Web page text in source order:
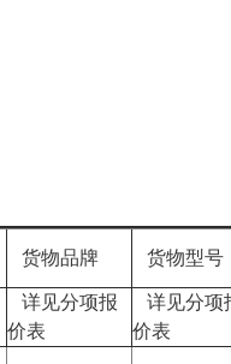
货物品牌 货物型号
详见分项报
价表
详见分项
价表